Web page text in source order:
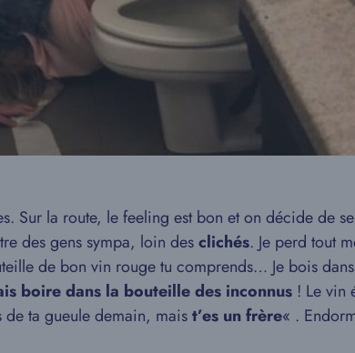
Sur la route, le feeling est bon et on décide de
des gens sympa, loin desclichés. Je perd tout
de bon vin rouge tu comprends… Je bois
boire dans la bouteille des inconnus ! Le vin
de ta gueule demain, maist’es un frère« .